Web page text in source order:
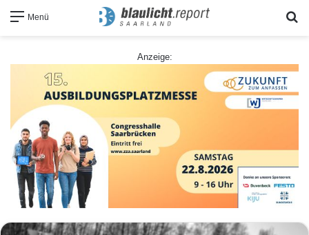
Menü
Anzeige: